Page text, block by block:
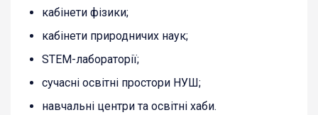
кабінети фізики;
кабінети природничих наук;
STEM-лабораторії;
сучасні освітні простори НУШ;
навчальні центри та освітні хаби.